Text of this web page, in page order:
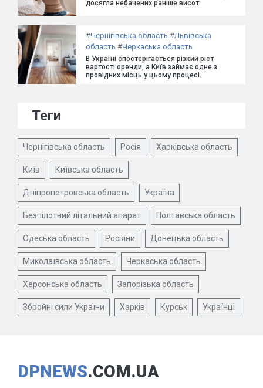
досягла небачених раніше висот.
#Чернігівська область #Львівська
область #Черкаська область
В Україні спостерігається різкий ріст
вартості оренди, а Київ займає одне з
провідних місць у цьому процесі.
Теги
Чернігівська область Росія Харківська область
Київ Київська область
Дніпропетровська область Україна
Безпілотний літальний апарат Полтавська область
Одеська область Росіяни Донецька область
Миколаївська область Черкаська область
Херсонська область Запорізька область
Збройні сили України Харків Курськ Українці
DPNEWS.COM.UA